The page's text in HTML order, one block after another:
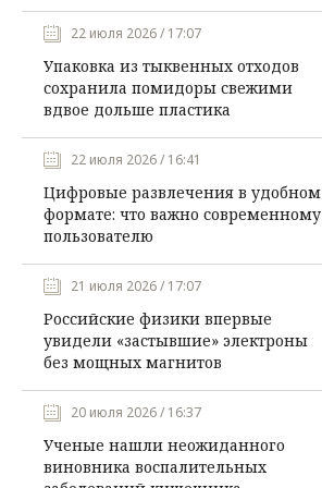
22 июля 2026 / 17:07
Упаковка из тыквенных отходов
сохранила помидоры свежими
вдвое дольше пластика
22 июля 2026 / 16:41
Цифровые развлечения в удобном
формате: что важно современному
пользователю
21 июля 2026 / 17:07
Российские физики впервые
увидели «застывшие» электроны
без мощных магнитов
20 июля 2026 / 16:37
Ученые нашли неожиданного
виновника воспалительных